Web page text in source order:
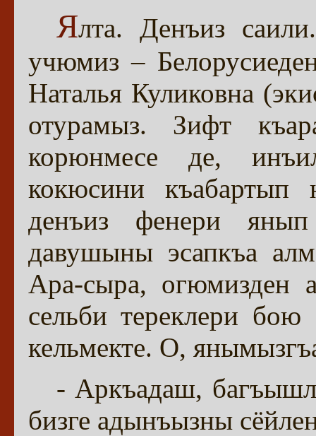
Ялта. Денъиз
учюмиз –
Наталья Куликовна
отурамыз. Зифт
корюнмесе де,
кокюсини къабартып
денъиз фенери
давушыны эсапкъа
Ара-сыра, огюмизден
сельби тереклери
кельмекте. О,
- Аркъадаш,
бизге адынъызны